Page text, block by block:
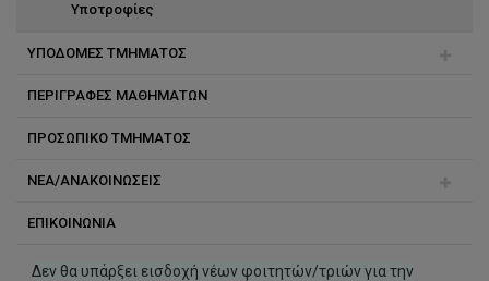
Υποτροφίες
ΥΠΟΔΟΜΕΣ ΤΜΗΜΑΤΟΣ
Θερμοκήπιο
Αγροκτήματα
Εργαστήρια Τμήματος
ΠΕΡΙΓΡΑΦΕΣ ΜΑΘΗΜΑΤΩΝ
ΠΡΟΣΩΠΙΚΟ ΤΜΗΜΑΤΟΣ
Δημήτρης Τσάλτας
Ανδρέας Κατσιώτης
Βασίλης Φωτόπουλος
ΝΕΑ/ΑΝΑΚΟΙΝΩΣΕΙΣ
Συνέδρια/Ημερίδες
Ευκαιρίες Εργοδότησης
ΕΠΙΚΟΙΝΩΝΙΑ
Δεν θα υπάρξει εισδοχή νέων φοιτητών/τριών για την